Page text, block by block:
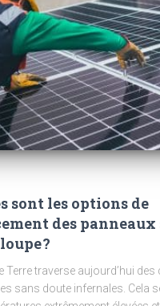
sont les options de
des panneaux
?
Terre traverse aujourd’hui
sans doute infernales. Cela